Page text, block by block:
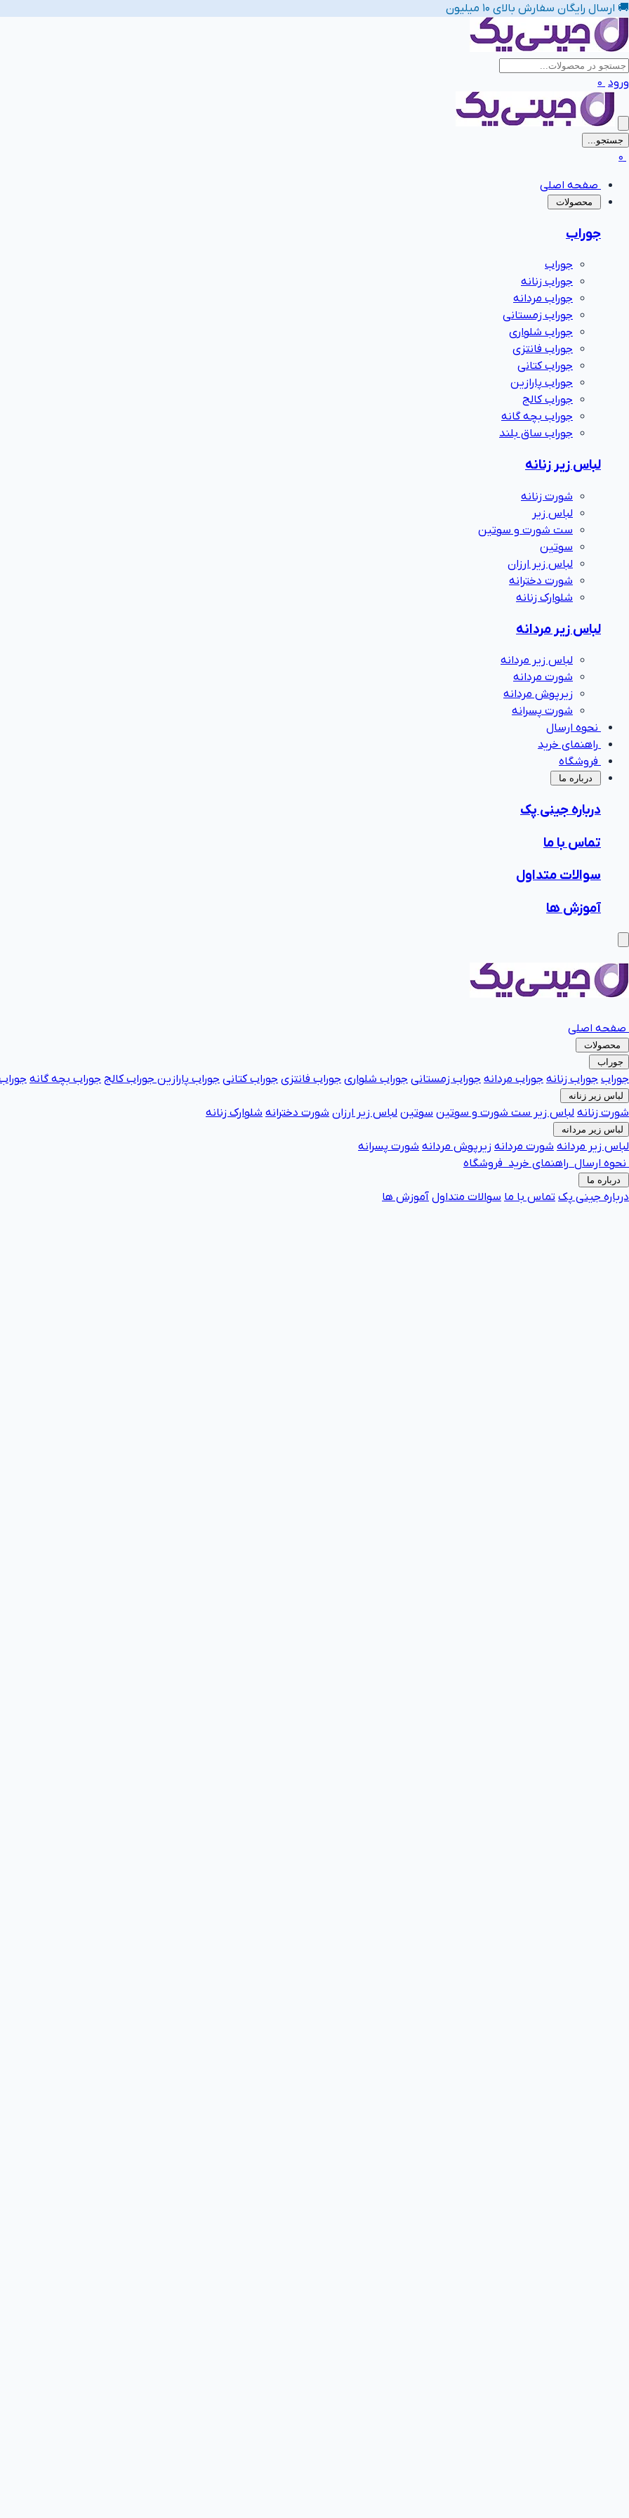
🎉 تخفیف سفارش بالای 15 میلیون کد تخفیف: upten
ورود 0
جستجو...
0
صفحه اصلی
‌محصولات
جوراب
جوراب
جوراب زنانه
جوراب مردانه
جوراب زمستانی
جوراب شلواری
جوراب فانتزی
جوراب کتانی
جوراب پارازین
جوراب کالج
جوراب بچه گانه
جوراب ساق بلند
لباس زیر زنانه
شورت زنانه
لباس زیر
ست شورت و سوتین
سوتین
لباس زیر ارزان
شورت دخترانه
شلوارک زنانه
لباس زیر مردانه
لباس زیر مردانه
شورت مردانه
زیرپوش مردانه
شورت پسرانه
نحوه ارسال
راهنمای خرید
فروشگاه
‌درباره ما
درباره جینی پک
تماس با ما
سوالات متداول
آموزش ها
صفحه اصلی
محصولات
جوراب
جوراب جوراب زنانه جوراب مردانه جوراب زمستانی جوراب شلواری جوراب فانتزی جوراب کتانی جوراب پارازین جوراب کالج جوراب بچه گانه
لباس زیر زنانه
شورت زنانه لباس زیر ست شورت و سوتین سوتین لباس زیر ارزان شورت دخترانه شلوارک زنانه
لباس زیر مردانه
لباس زیر مردانه شورت مردانه زیرپوش مردانه شورت پسرانه
نحوه ارسال راهنمای خرید فروشگاه
درباره ما
درباره جینی پک تماس با ما سوالات متداول آموزش ها
پیشنهاد های لباس زیر زنانه
جوراب فانتزی پرفروش